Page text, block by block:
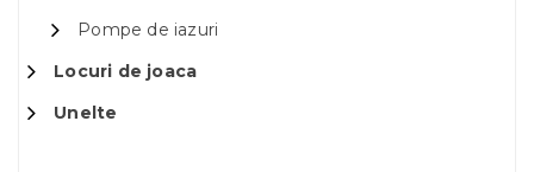
Pompe de iazuri
Locuri de joaca
Unelte